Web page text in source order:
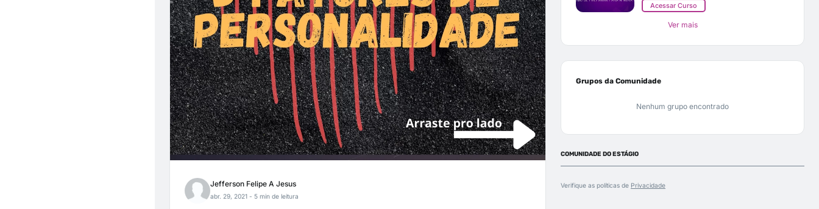
Jefferson Felipe A Jesus
abr. 29, 2021 - 5 min de leitura
Acessar Curso
Ver mais
Grupos da Comunidade
Nenhum grupo encontrado
COMUNIDADE DO ESTÁGIO
Verifique as políticas de Privacidade